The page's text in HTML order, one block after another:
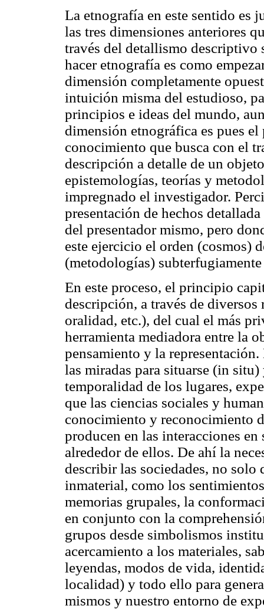
La etnografía en este sentido es
las tres dimensiones anteriores
través del detallismo descriptivo
hacer etnografía es como
dimensión completamente
intuición misma del estudioso,
principios e ideas del mundo,
dimensión etnográfica es pues
conocimiento que busca con el
descripción a detalle de un
epistemologías, teorías y
impregnado el investigador.
presentación de hechos
del presentador mismo, pero
este ejercicio el orden (cosmos)
(metodologías)
En este proceso, el principio
descripción, a través de
oralidad, etc.), del cual el más
herramienta mediadora entre la
pensamiento y la
las miradas para situarse (in situ)
temporalidad de los lugares,
que las ciencias sociales y
conocimiento y reconocimiento
producen en las interacciones
alrededor de ellos. De ahí la
describir las sociedades, no
inmaterial, como los
memorias grupales, la
en conjunto con la
grupos desde simbolismos
acercamiento a los materiales,
leyendas, modos de vida,
localidad) y todo ello para
mismos y nuestro entorno de